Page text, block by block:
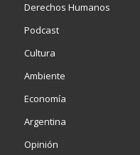
Derechos Humanos
Podcast
Cultura
Ambiente
Economía
Argentina
Opinión